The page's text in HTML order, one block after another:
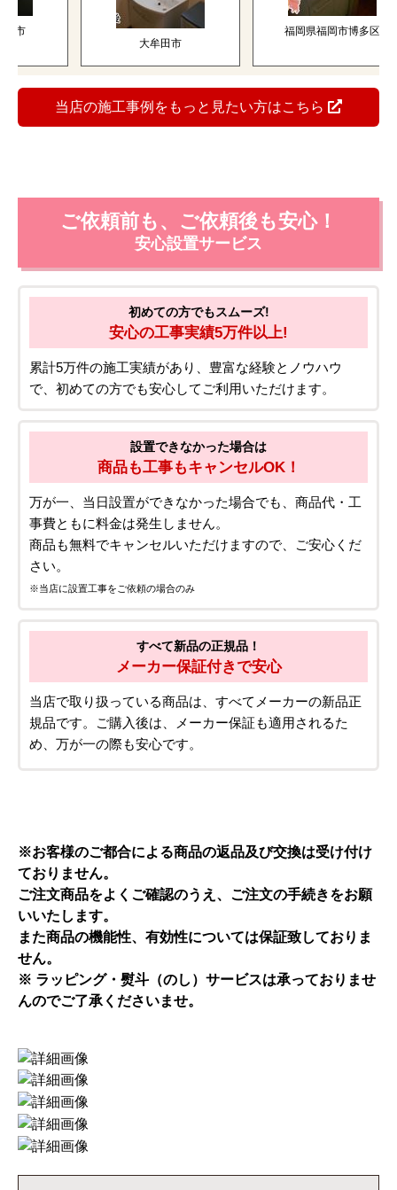
大牟田市
福岡県福岡市博多区
当店の施工事例をもっと見たい方はこちら
ご依頼前も、ご依頼後も安心！
安心設置サービス
初めての方でもスムーズ!
安心の工事実績5万件以上!
累計5万件の施工実績があり、豊富な経験とノウハウ
で、初めての方でも安心してご利用いただけます。
設置できなかった場合は
商品も工事もキャンセルOK！
万が一、当日設置ができなかった場合でも、商品代・工
事費ともに料金は発生しません。
商品も無料でキャンセルいただけますので、ご安心くだ
さい。
※当店に設置工事をご依頼の場合のみ
すべて新品の正規品！
メーカー保証付きで安心
当店で取り扱っている商品は、すべてメーカーの新品正
規品です。ご購入後は、メーカー保証も適用されるた
め、万が一の際も安心です。
※お客様のご都合による商品の返品及び交換は受け付け
ておりません。
ご注文商品をよくご確認のうえ、ご注文の手続きをお願
いいたします。
また商品の機能性、有効性については保証致しておりま
せん。
※ ラッピング・熨斗（のし）サービスは承っておりませ
んのでご了承くださいませ。